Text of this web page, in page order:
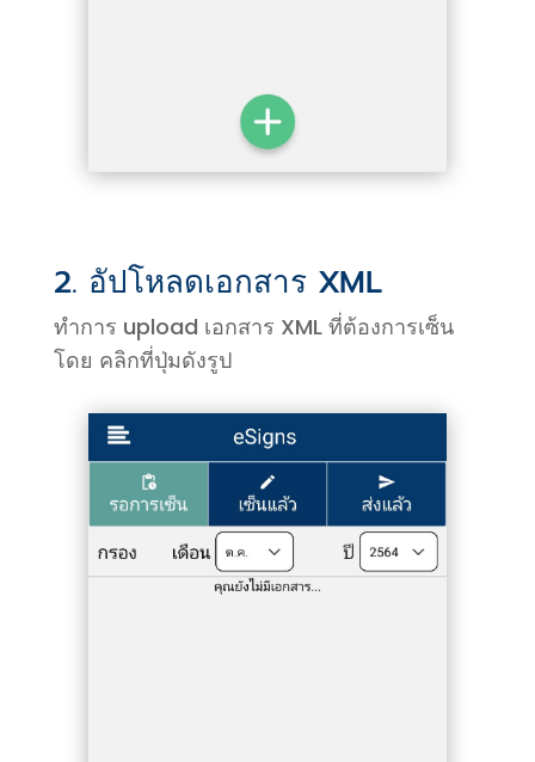
2. อัปโหลดเอกสาร XML
ทำการ upload เอกสาร XML ที่ต้องการเซ็น
โดย คลิกที่ปุ่มดังรูป